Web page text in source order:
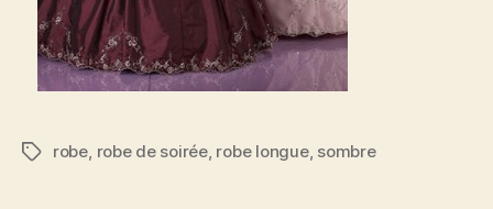
Étiquettes
robe, robe de soirée, robe longue, sombre